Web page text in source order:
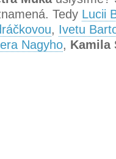
Tedy Lucii
, Ivetu
Nagyho, Kamila